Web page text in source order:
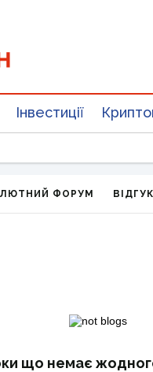
Інвестиції
ФОРУМ
що немає